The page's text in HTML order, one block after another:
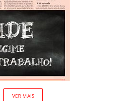
VER MAIS